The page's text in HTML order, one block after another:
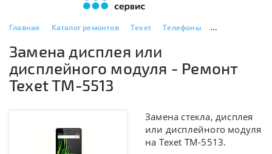
Главная Каталог ремонтов Texet Телефоны Texet TM-5513
Замена дисплея или
дисплейного модуля - Ремонт
Texet TM-5513
Замена стекла, дисплея
или дисплейного модуля
на Texet TM-5513.